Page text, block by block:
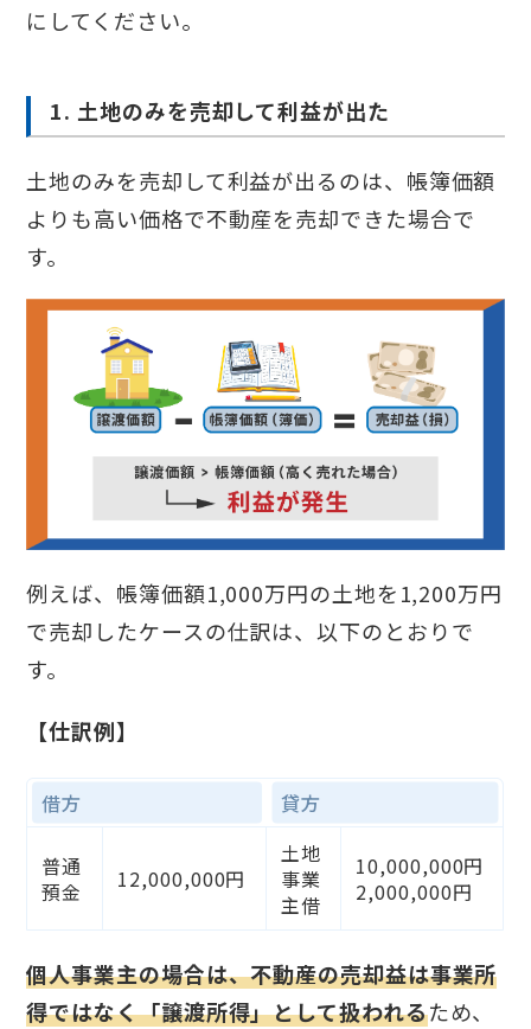
にしてください。
1. 土地のみを売却して利益が出た
土地のみを売却して利益が出るのは、帳簿価額
よりも高い価格で不動産を売却できた場合で
す。
例えば、帳簿価額1,000万円の土地を1,200万円
で売却したケースの仕訳は、以下のとおりで
す。
【仕訳例】
借方 貸方
普通
預金
12,000,000円
土地
事業
主借
10,000,000円
2,000,000円
個人事業主の場合は、不動産の売却益は事業所
得ではなく「譲渡所得」として扱われるため、